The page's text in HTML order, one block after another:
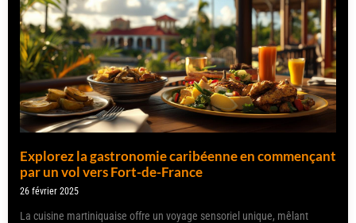
Explorez la gastronomie caribéenne en commençant
par un vol vers Fort-de-France
26 février 2025
La cuisine martiniquaise offre un voyage sensoriel unique, mêlant